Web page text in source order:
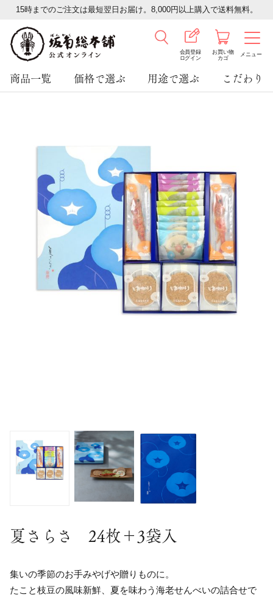
15時までのご注文は最短翌日お届け。8,000円以上購入で送料無料。
会員登録
ログイン
お買い物
カゴ
メニュー
商品一覧 価格で選ぶ 用途で選ぶ こだわり
夏さらさ 24枚＋3袋入
集いの季節のお手みやげや贈りものに。
たこと枝豆の風味新鮮、夏を味わう海老せんべいの詰合せで